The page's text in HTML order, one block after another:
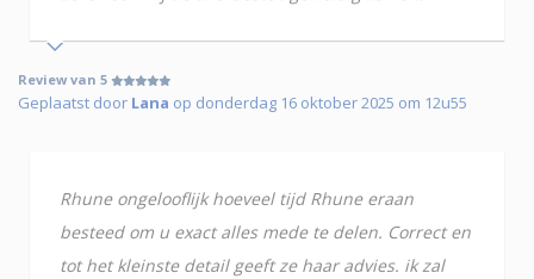
Review van 5
Geplaatst door Lana op donderdag 16 oktober 2025 om 12u55
Rhune ongelooflijk hoeveel tijd Rhune eraan
besteed om u exact alles mede te delen. Correct en
tot het kleinste detail geeft ze haar advies. ik zal